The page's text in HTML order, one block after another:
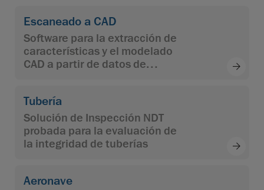
Escaneado a CAD
Software para la extracción de
características y el modelado
CAD a partir de datos de
Tubería
Solución de Inspección NDT
probada para la evaluación de
la integridad de tuberías
Aeronave